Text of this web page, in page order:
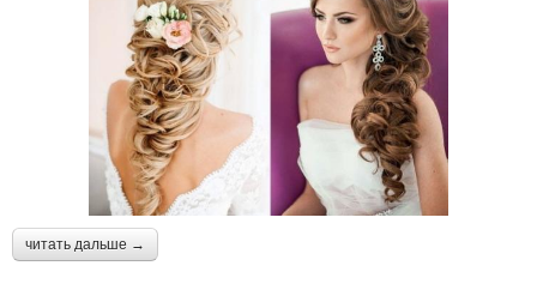
читать дальше →